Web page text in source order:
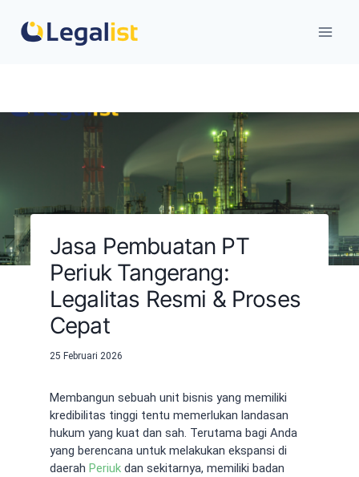
content
Jasa Pembuatan PT
Periuk Tangerang:
Legalitas Resmi & Proses
Cepat
25 Februari 2026
Membangun sebuah unit bisnis yang memiliki
kredibilitas tinggi tentu memerlukan landasan
hukum yang kuat dan sah. Terutama bagi Anda
yang berencana untuk melakukan ekspansi di
daerah Periuk dan sekitarnya, memiliki badan